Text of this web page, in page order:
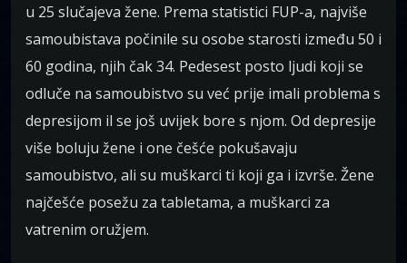
u 25 slučajeva žene. Prema statistici FUP-a, najviše
samoubistava počinile su osobe starosti između 50 i
60 godina, njih čak 34. Pedesest posto ljudi koji se
odluče na samoubistvo su već prije imali problema s
depresijom il se još uvijek bore s njom. Od depresije
više boluju žene i one češće pokušavaju
samoubistvo, ali su muškarci ti koji ga i izvrše. Žene
najčešće posežu za tabletama, a muškarci za
vatrenim oružjem.